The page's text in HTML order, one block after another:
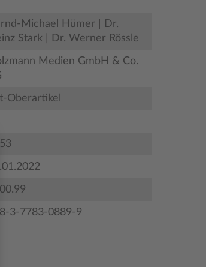
Michael Hümer | Dr.
Stark | Dr. Werner Rössle
Medien GmbH & Co.
Oberartikel
3-7783-0889-9